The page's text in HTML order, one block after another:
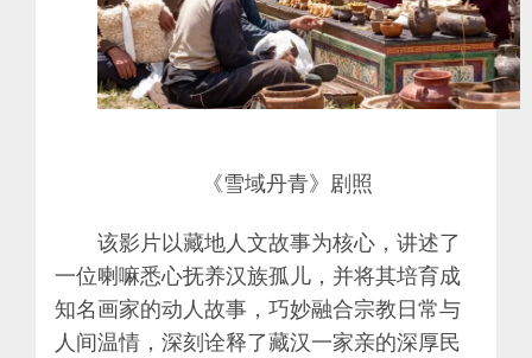
《雪域丹青》剧照
该影片以藏地人文故事为核心，讲述了
一位喇嘛悉心抚养汉族孤儿，并将其培育成
知名画家的动人故事，巧妙融合宗教日常与
人间温情，深刻诠释了藏汉一家亲的深厚民